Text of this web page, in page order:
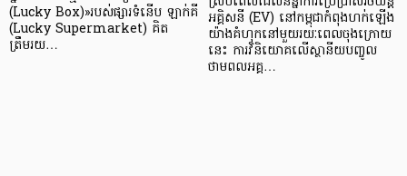
(Lucky Box)»របស់ផ្សារទំនើប ឡាក់គី
(Lucky Supermarket) គិត
ត្រឹមរយ…
អគ្គិសនី (EV) នៅកម្ពុជាកំពុងហក់ឡើង
យ៉ាងគំហុកនៅមួយរយៈពេលចុងក្រោយ
នេះ ការវិនិយោគលើស្ថានីយបញ្ចូល
ថាមពលអគ្គ…